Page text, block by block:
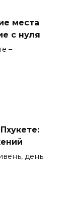
места
с нуля
–
день